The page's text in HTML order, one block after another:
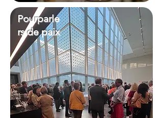
Pourparle
rs de paix